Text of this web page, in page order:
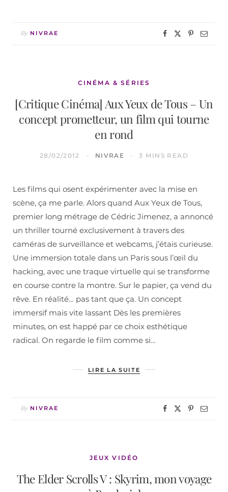
By NIVRAE
CINÉMA & SÉRIES
[Critique Cinéma] Aux Yeux de Tous – Un
concept prometteur, un film qui tourne
en rond
28/02/2012 NIVRAE 3 MINS READ
Les films qui osent expérimenter avec la mise en
scène, ça me parle. Alors quand Aux Yeux de Tous,
premier long métrage de Cédric Jimenez, a annoncé
un thriller tourné exclusivement à travers des
caméras de surveillance et webcams, j’étais curieuse.
Une immersion totale dans un Paris sous l’œil du
hacking, avec une traque virtuelle qui se transforme
en course contre la montre. Sur le papier, ça vend du
rêve. En réalité… pas tant que ça. Un concept
immersif mais vite lassant Dès les premières
minutes, on est happé par ce choix esthétique
radical. On regarde le film comme si…
LIRE LA SUITE
By NIVRAE
JEUX VIDÉO
The Elder Scrolls V : Skyrim, mon voyage